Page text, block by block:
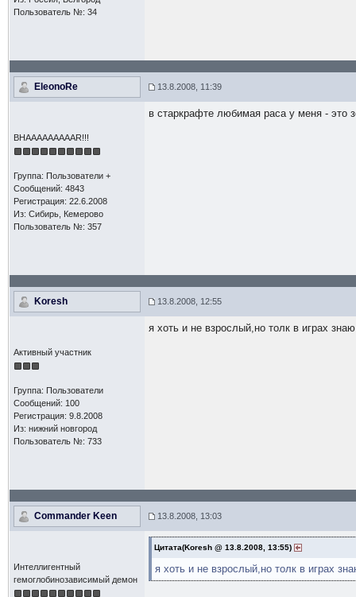
Пользователь №: 34
EleonoRe 13.8.2008, 11:39
BHAAAAAAAAAR!!!
Группа: Пользователи +
Сообщений: 4843
Регистрация: 22.6.2008
Из: Сибирь, Кемерово
Пользователь №: 357
в старкрафте любимая раса у меня - это
Koresh 13.8.2008, 12:55
Активный участник
Группа: Пользователи
Сообщений: 100
Регистрация: 9.8.2008
Из: нижний новгород
Пользователь №: 733
я хоть и не взрослый,но толк в играх
Commander Keen 13.8.2008, 13:03
Интеллигентный
гемоглобинозависимый демон
Цитата(Koresh @ 13.8.2008, 13:55)
я хоть и не взрослый,но толк в играх